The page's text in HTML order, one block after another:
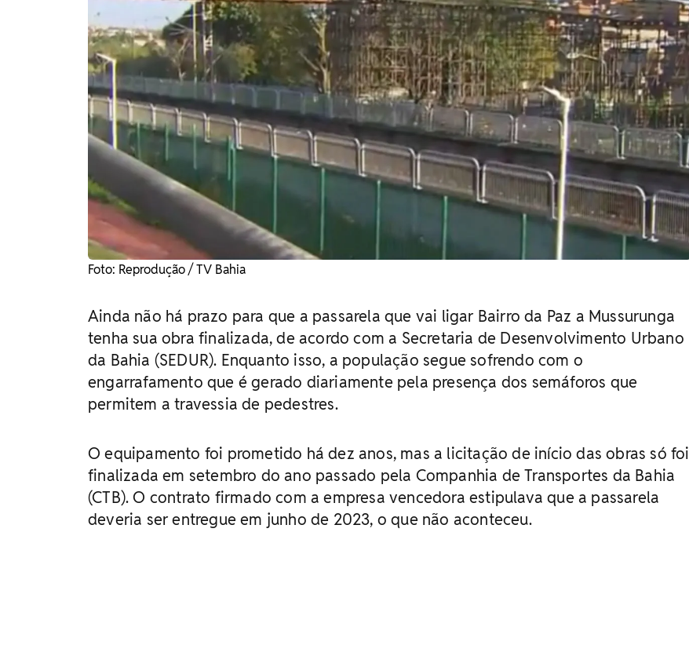
Foto: Reprodução / TV Bahia
Ainda não há prazo para que a passarela que vai ligar Bairro da Paz a Mussurunga
tenha sua obra finalizada, de acordo com a Secretaria de Desenvolvimento Urbano
da Bahia (SEDUR). Enquanto isso, a população segue sofrendo com o
engarrafamento que é gerado diariamente pela presença dos semáforos que
permitem a travessia de pedestres.
O equipamento foi prometido há dez anos, mas a licitação de início das obras só foi
finalizada em setembro do ano passado pela Companhia de Transportes da Bahia
(CTB). O contrato firmado com a empresa vencedora estipulava que a passarela
deveria ser entregue em junho de 2023, o que não aconteceu.